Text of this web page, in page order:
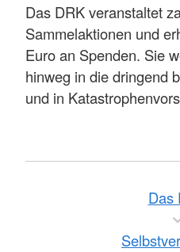
Das DRK veranstaltet
Sammelaktionen und
Euro an Spenden. Sie
hinweg in die dringend
und in
Das